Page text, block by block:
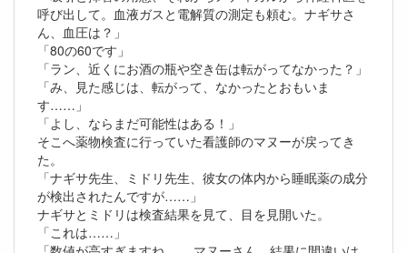
呼び出して。血液ガスと電解質の測定も頼む。ナギサさ
ん、血圧は？」
「80の60です」
「ラン、近くにお酒の瓶や空き缶は転がってなかった？」
「み、見た感じは、転がって、なかったとおもいま
す……」
「よし、ならまだ可能性はある！」
そこへ薬物検査に行っていた看護師のマヌーが戻ってき
た。
「ナギサ先生、ミドリ先生、彼女の体内から睡眠薬の成分
が検出されたんですが……」
ナギサとミドリは検査結果を見て、目を見開いた。
「これは……」